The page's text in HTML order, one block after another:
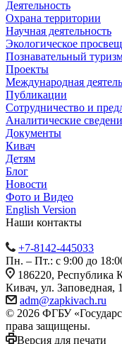
Деятельность
Охрана территории
Научная деятельность
Экологическое
Познавательный
Проекты
Международная
Публикации
Сотрудничество и
Аналитические
Документы
Кивач
Детям
Блог
Новости
Фото и Видео
English Version
Наши контакты
+7-8142-445033
Пн. – Пт.: с 9:00 до
186220, Республика
Кивач, ул. Заповедная,
adm@zapkivach.ru
© 2026 ФГБУ
права защищены.
Версия для печати